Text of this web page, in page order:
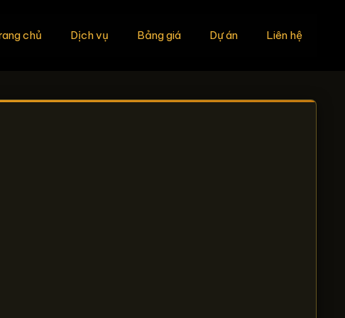
chủ Dịch vụ Bảng giá Dự án Liên hệ